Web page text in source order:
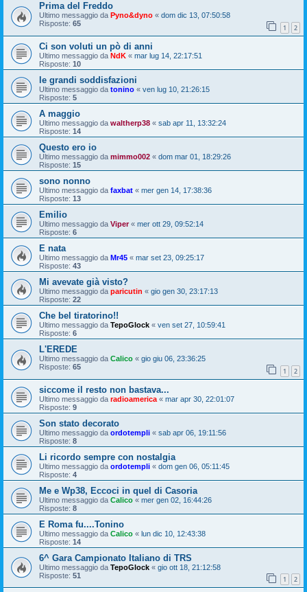
Prima del Freddo
Ultimo messaggio da Pyno&dyno « dom dic 13, 07:50:58
Risposte: 65 1 2
Ci son voluti un pò di anni
Ultimo messaggio da NdK « mar lug 14, 22:17:51
Risposte: 10
le grandi soddisfazioni
Ultimo messaggio da tonino « ven lug 10, 21:26:15
Risposte: 5
A maggio
Ultimo messaggio da waltherp38 « sab apr 11, 13:32:24
Risposte: 14
Questo ero io
Ultimo messaggio da mimmo002 « dom mar 01, 18:29:26
Risposte: 15
sono nonno
Ultimo messaggio da faxbat « mer gen 14, 17:38:36
Risposte: 13
Emilio
Ultimo messaggio da Viper« mer ott 29, 09:52:14
Risposte: 6
E nata
Ultimo messaggio da Mr45 « mar set 23, 09:25:17
Risposte: 43
Mi avevate già visto?
Ultimo messaggio da paricutin « gio gen 30, 23:17:13
Risposte: 22
Che bel tiratorino!!
Ultimo messaggio da TepoGlock « ven set 27, 10:59:41
Risposte: 6
L'EREDE
Ultimo messaggio da Calico « gio giu 06, 23:36:25
Risposte: 65 1 2
siccome il resto non bastava...
Ultimo messaggio da radioamerica « mar apr 30, 22:01:07
Risposte: 9
Son stato decorato
Ultimo messaggio da ordotempli « sab apr 06, 19:11:56
Risposte: 8
Li ricordo sempre con nostalgia
Ultimo messaggio da ordotempli « dom gen 06, 05:11:45
Risposte: 4
Me e Wp38, Eccoci in quel di Casoria
Ultimo messaggio da Calico « mer gen 02, 16:44:26
Risposte: 8
E Roma fu....Tonino
Ultimo messaggio da Calico « lun dic 10, 12:43:38
Risposte: 14
6^ Gara Campionato Italiano di TRS
Ultimo messaggio da TepoGlock « gio ott 18, 21:12:58
Risposte: 51 1 2